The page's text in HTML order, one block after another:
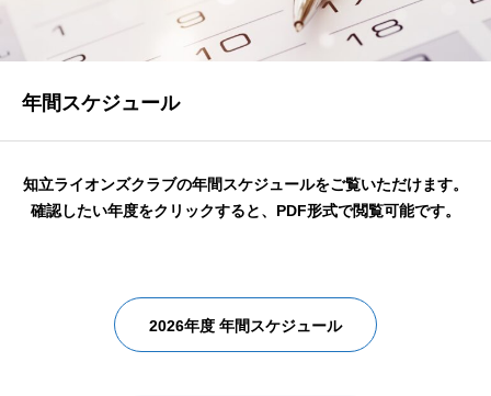
年間スケジュール
知立ライオンズクラブの年間スケジュールをご覧いただけます。
確認したい年度をクリックすると、PDF形式で閲覧可能です。
2026年度 年間スケジュール